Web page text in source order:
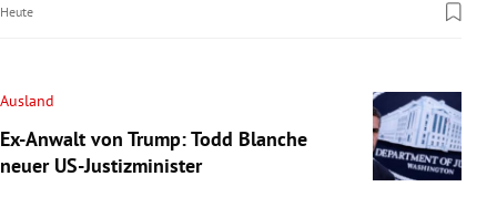
Heute
Ausland
Ex-Anwalt von Trump: Todd Blanche
neuer US-Justizminister